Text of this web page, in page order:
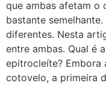
que ambas afetam o
bastante
diferentes. Nesta
entre ambas. Qual é
epitrocleíte? Embora
cotovelo, a primeira